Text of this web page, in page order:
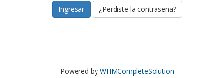
¿Perdiste la contraseña?
Powered by WHMCompleteSolution